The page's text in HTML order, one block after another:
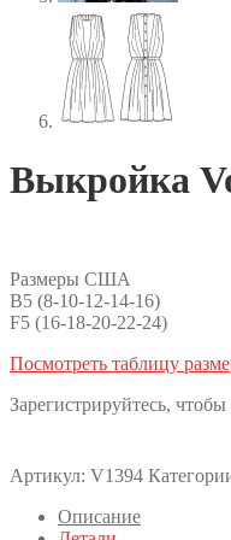
Выкройка
Размеры США
B5 (8-10-12-14-16)
F5 (16-18-20-22-24)
Посмотреть таблицу
Зарегистрируйтесь,
Артикул: V1394
Описание